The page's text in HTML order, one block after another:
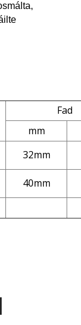
Fad
mm
32mm
40mm